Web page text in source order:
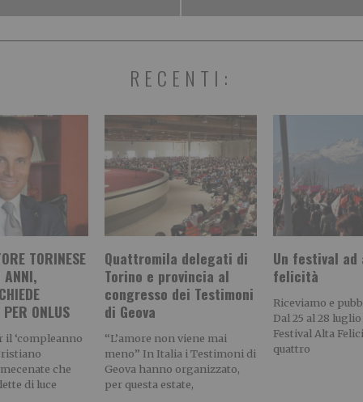
RECENTI:
TORINESE
PER ONLUS
il ‘compleanno
che
di luce
Quattromila delegati di
Torino e provincia al
congresso dei Testimoni
di Geova
“L’amore non viene mai
meno” In Italia i Testimoni di
Geova hanno organizzato,
per questa estate,
Un festival ad
felicità
Riceviamo e
Dal 25 al 28
Festival Alta
quattro